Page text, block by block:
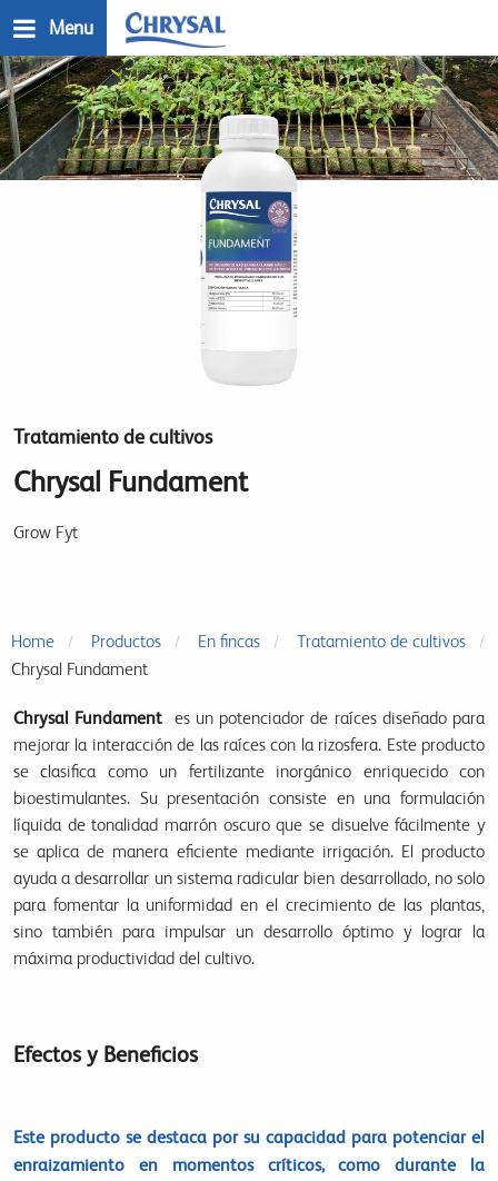
to
main
content
Menu
Tratamiento de cultivos
Chrysal Fundament
Grow Fyt
Home Productos En fincas
Tratamiento de cultivos
Chrysal Fundament
Chrysal Fundament es un potenciador de raíces diseñado para
mejorar la interacción de las raíces con la rizosfera. Este producto
se clasifica como un fertilizante inorgánico enriquecido con
bioestimulantes. Su presentación consiste en una formulación
líquida de tonalidad marrón oscuro que se disuelve fácilmente y
se aplica de manera eficiente mediante irrigación. El producto
ayuda a desarrollar un sistema radicular bien desarrollado, no solo
para fomentar la uniformidad en el crecimiento de las plantas,
sino también para impulsar un desarrollo óptimo y lograr la
máxima productividad del cultivo.
Efectos y Beneficios
Este producto se destaca por su capacidad para potenciar el
enraizamiento en momentos críticos, como durante la